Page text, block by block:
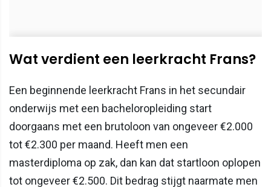
Wat verdient een leerkracht Frans?
Een beginnende leerkracht Frans in het secundair
onderwijs met een bacheloropleiding start
doorgaans met een brutoloon van ongeveer €2.000
tot €2.300 per maand. Heeft men een
masterdiploma op zak, dan kan dat startloon oplopen
tot ongeveer €2.500. Dit bedrag stijgt naarmate men